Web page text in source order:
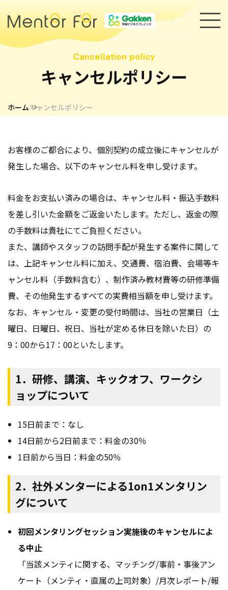
メンター紹介
採用情報 お知らせ
会社情報 お問い合わせ
お役立ち資料
キャンセルポリシー
ホームキャンセルポリシー
お客様のご都合により、個別契約の成立後にキャンセルが
発生した場合、以下のキャンセル料を申し受けます。
料金をお支払い済みの場合は、キャンセル料・振込手数料
を差し引いた金額をご返金いたします。ただし、返金の際
の手数料は貴社にてご負担ください。
また、講師やスタッフの訪問手配が発生する案件に関して
は、上記キャンセル料に加え、交通費、宿泊費、会場等キ
ャンセル料（手数料含む）、制作済み教材費等の研修準備
費、その他発生するすべての実費相当額を申し受けます。
なお、キャンセル・変更の受付時間は、当社の営業日（土
曜日、日曜日、祝日、当社が定める休日を除いた日）の
9：00から17：00といたします。
1．研修、講演、キックオフ、ワークシ
ョップについて
15日前まで：なし
14日前から2日前まで：料金の30％
1日前から当日：料金の50％
2．社外メンターによる1on1メンタリン
グについて
初回メンタリングセッション実施後のキャンセルによ
る中止
「当該メンティに関する、マッチング/事前・事後アン
ケート（メンティ・直属の上司対象）/月次レポート/報